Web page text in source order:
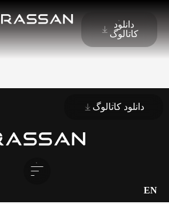
دانلود
کاتالوگ
دانلود کاتالوگ
EN